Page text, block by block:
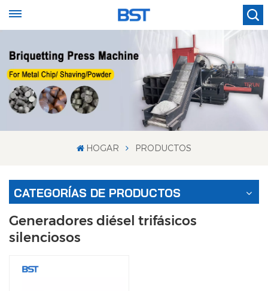
HOGAR PRODUCTOS
CATEGORÍAS DE PRODUCTOS
Generadores diésel trifásicos
silenciosos